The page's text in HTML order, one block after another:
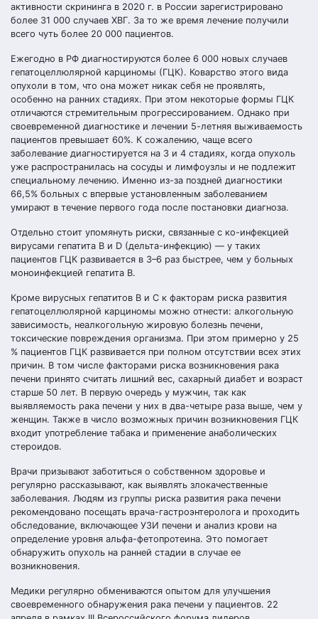
активности скрининга в 2020 г. в России зарегистрировано
более 31 000 случаев ХВГ. За то же время лечение получили
всего чуть более 20 000 пациентов.
Ежегодно в РФ диагностируются более 6 000 новых случаев
гепатоцеллюлярной карциномы (ГЦК). Коварство этого вида
опухоли в том, что она может никак себя не проявлять,
особенно на ранних стадиях. При этом некоторые формы ГЦК
отличаются стремительным прогрессированием. Однако при
своевременной диагностике и лечении 5-летняя выживаемость
пациентов превышает 60%. К сожалению, чаще всего
заболевание диагностируется на 3 и 4 стадиях, когда опухоль
уже распространилась на сосуды и лимфоузлы и не подлежит
специальному лечению. Именно из-за поздней диагностики
66,5% больных с впервые установленным заболеванием
умирают в течение первого года после постановки диагноза.
Отдельно стоит упомянуть риски, связанные с ко-инфекцией
вирусами гепатита В и D (дельта-инфекцию) — у таких
пациентов ГЦК развивается в 3–6 раз быстрее, чем у больных
моноинфекцией гепатита В.
Кроме вирусных гепатитов В и С к факторам риска развития
гепатоцеллюлярной карциномы можно отнести: алкогольную
зависимость, неалкогольную жировую болезнь печени,
токсические повреждения организма. При этом примерно у 25
% пациентов ГЦК развивается при полном отсутствии всех этих
причин. В том числе факторами риска возникновения рака
печени принято считать лишний вес, сахарный диабет и возраст
старше 50 лет. В первую очередь у мужчин, так как
выявляемость рака печени у них в два-четыре раза выше, чем у
женщин. Также в число возможных причин возникновения ГЦК
входит употребление табака и применение анаболических
стероидов.
Врачи призывают заботиться о собственном здоровье и
регулярно рассказывают, как выявлять злокачественные
заболевания. Людям из группы риска развития рака печени
рекомендовано посещать врача-гастроэнтеролога и проходить
обследование, включающее УЗИ печени и анализ крови на
определение уровня альфа-фетопротеина. Это помогает
обнаружить опухоль на ранней стадии в случае ее
возникновения.
Медики регулярно обмениваются опытом для улучшения
своевременного обнаружения рака печени у пациентов. 22